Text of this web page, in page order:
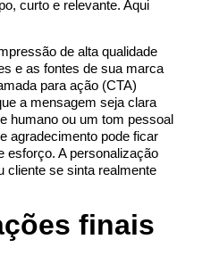
curto e relevante. Aqui
de alta qualidade
e as fontes de sua marca
para ação (CTA)
a mensagem seja clara
humano ou um tom pessoal
agradecimento pode ficar
esforço. A personalização
cliente se sinta realmente
finais